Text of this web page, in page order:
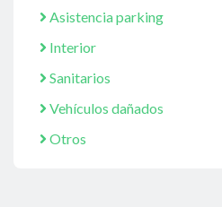
Asistencia parking
Interior
Sanitarios
Vehículos dañados
Otros